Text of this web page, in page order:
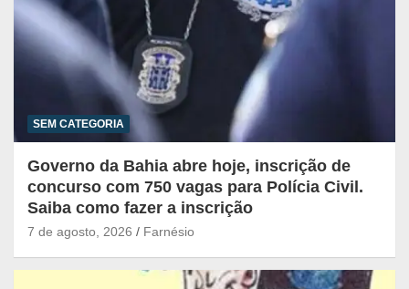
SEM CATEGORIA
Governo da Bahia abre hoje, inscrição de
concurso com 750 vagas para Polícia Civil.
Saiba como fazer a inscrição
7 de agosto, 2026 Farnésio